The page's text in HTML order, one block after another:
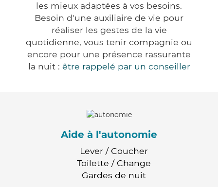
les mieux adaptées à vos besoins.
Besoin d'une auxiliaire de vie pour
réaliser les gestes de la vie
quotidienne, vous tenir compagnie ou
encore pour une présence rassurante
la nuit : être rappelé par un conseiller
Aide à l'autonomie
Lever / Coucher
Toilette / Change
Gardes de nuit